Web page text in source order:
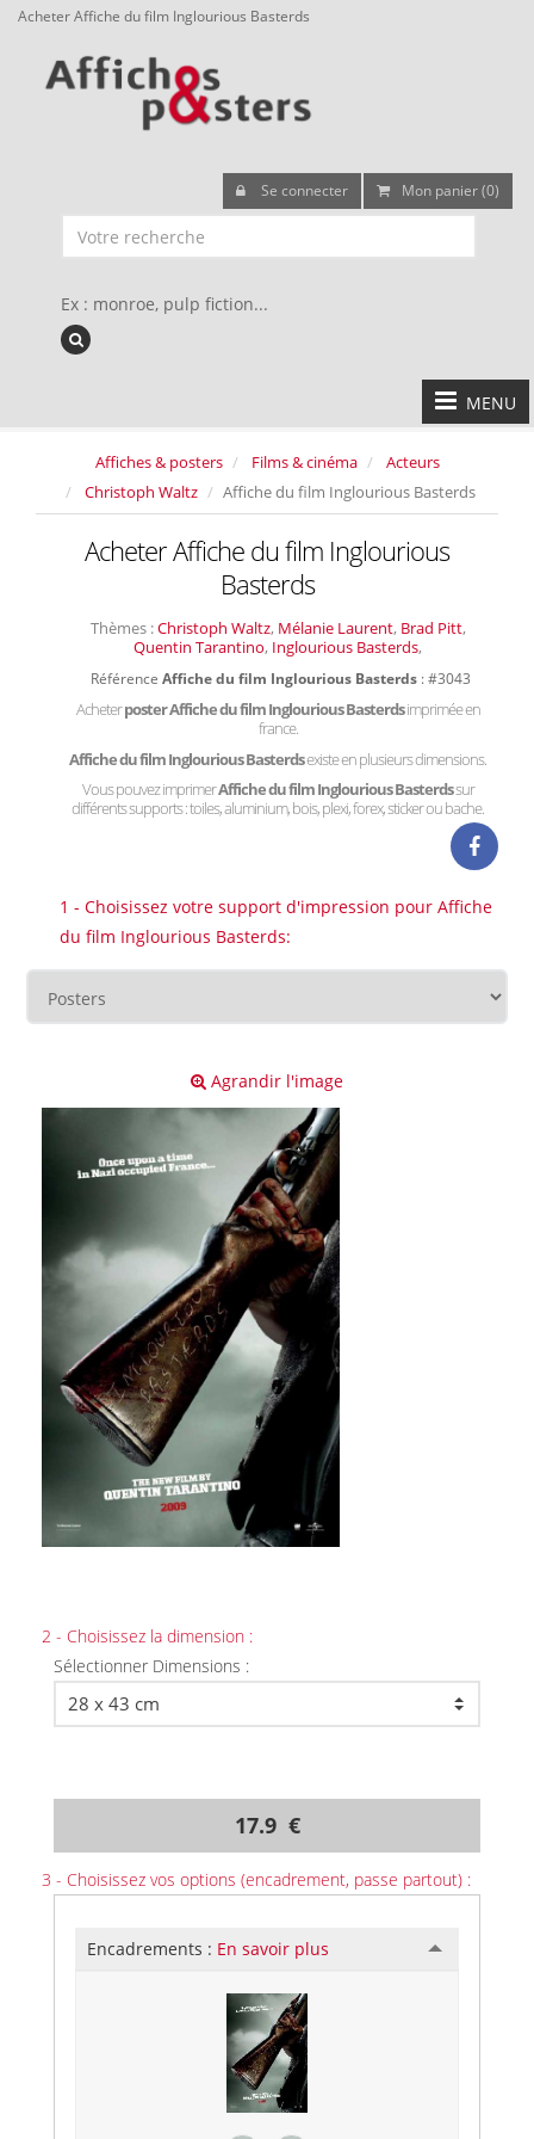
Acheter Affiche du film Inglourious Basterds
Se connecter Mon panier (0)
Ex : monroe, pulp fiction...
MENU
Affiches & posters Films & cinéma
Acteurs
Christoph Waltz
Affiche du film Inglourious Basterds
Acheter Affiche du film Inglourious
Basterds
Thèmes :Christoph Waltz, Mélanie Laurent, Brad Pitt,
Quentin Tarantino, Inglourious Basterds,
Référence Affiche du film Inglourious Basterds : #3043
Acheterposter Affiche du film Inglourious Basterdsimprimée en
france.
Affiche du film Inglourious Basterdsexiste en plusieurs dimensions.
Vous pouvez imprimerAffiche du film Inglourious Basterdssur
différents supports : toiles, aluminium, bois, plexi, forex, sticker ou bache.
1 - Choisissez votre support d'impression pour Affiche
du film Inglourious Basterds:
Agrandir l'image
2 - Choisissez la dimension :
Sélectionner Dimensions :
17.9 €
3 - Choisissez vos options (encadrement, passe partout) :
Encadrements : En savoir plus